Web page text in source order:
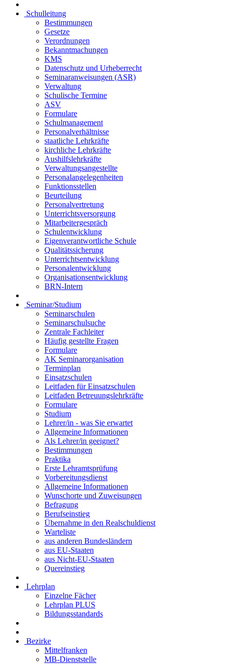
Schulleitung
Bestimmungen
Gesetze
Verordnungen
Bekanntmachungen
KMS
Datenschutz und Urheberrecht
Seminaranweisungen (ASR)
Verwaltung
Schulische Termine
ASV
Formulare
Schulmanagement
Personalverhältnisse
staatliche Lehrkräfte
kirchliche Lehrkräfte
Aushilfslehrkräfte
Verwaltungsangestellte
Personalangelegenheiten
Funktionsstellen
Beurteilung
Personalvertretung
Unterrichtsversorgung
Mitarbeitergespräch
Schulentwicklung
Eigenverantwortliche Schule
Qualitätssicherung
Unterrichtsentwicklung
Personalentwicklung
Organisationsentwicklung
BRN-Intern
Seminar/Studium
Seminarschulen
Seminarschulsuche
Zentrale Fachleiter
Häufig gestellte Fragen
Formulare
AK Seminarorganisation
Terminplan
Einsatzschulen
Leitfaden für Einsatzschulen
Leitfaden Betreuungslehrkräfte
Formulare
Studium
Lehrer/in - was Sie erwartet
Allgemeine Informationen
Als Lehrer/in geeignet?
Bestimmungen
Praktika
Erste Lehramtsprüfung
Vorbereitungsdienst
Allgemeine Informationen
Wunschorte und Zuweisungen
Befragung
Berufseinstieg
Übernahme in den Realschuldienst
Warteliste
aus anderen Bundesländern
aus EU-Staaten
aus Nicht-EU-Staaten
Quereinstieg
Lehrplan
Einzelne Fächer
Lehrplan PLUS
Bildungsstandards
Bezirke
Mittelfranken
MB-Dienststelle